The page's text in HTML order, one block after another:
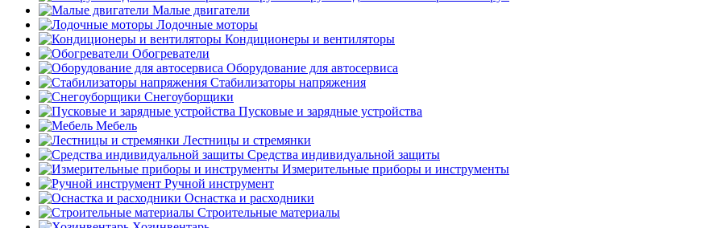
Малые двигатели
Лодочные моторы
Кондиционеры и вентиляторы
Обогреватели
Оборудование для автосервиса
Стабилизаторы напряжения
Снегоуборщики
Пусковые и зарядные устройства
Мебель
Лестницы и стремянки
Средства индивидуальной защиты
Измерительные приборы и инструменты
Ручной инструмент
Оснастка и расходники
Строительные материалы